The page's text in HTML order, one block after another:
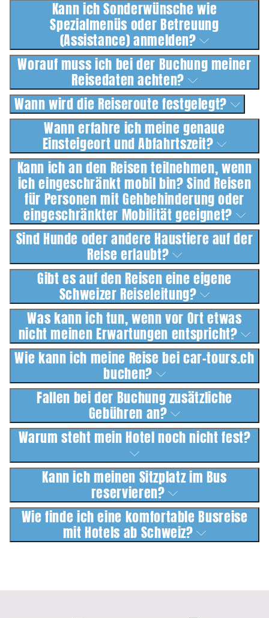
Kann ich Sonderwünsche wie
Spezialmenüs oder Betreuung
(Assistance) anmelden?
Worauf muss ich bei der Buchung meiner
Reisedaten achten?
Wann wird die Reiseroute festgelegt?
Wann erfahre ich meine genaue
Einsteigeort und Abfahrtszeit?
Kann ich an den Reisen teilnehmen, wenn
ich eingeschränkt mobil bin? Sind Reisen
für Personen mit Gehbehinderung oder
eingeschränkter Mobilität geeignet?
Sind Hunde oder andere Haustiere auf der
Reise erlaubt?
Gibt es auf den Reisen eine eigene
Schweizer Reiseleitung?
Was kann ich tun, wenn vor Ort etwas
nicht meinen Erwartungen entspricht?
Wie kann ich meine Reise bei car-tours.ch
buchen?
Fallen bei der Buchung zusätzliche
Gebühren an?
Warum steht mein Hotel noch nicht fest?
Kann ich meinen Sitzplatz im Bus
reservieren?
Wie finde ich eine komfortable Busreise
mit Hotels ab Schweiz?